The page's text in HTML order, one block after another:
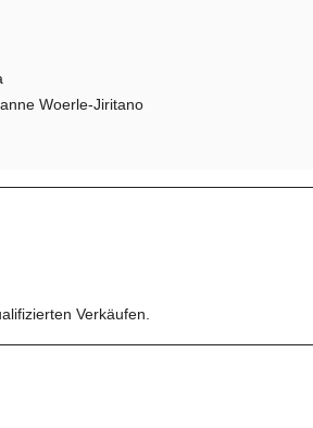
Woerle-Jiritano
Verkäufen.